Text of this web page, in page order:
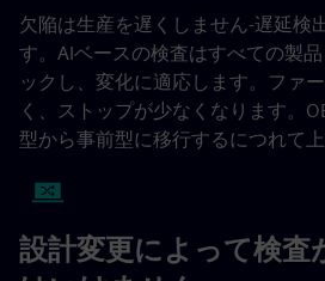
欠陥は生産を遅くしません-遅延検
す。AIベースの検査はすべての製
ックし、変化に適応します。ファ
く、ストップが少なくなります。
型から事前型に移行するにつれて上
設計変更によって検査